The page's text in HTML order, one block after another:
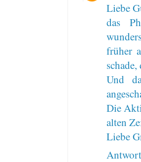
Liebe
das
früher
Und
Die
alten
Liebe